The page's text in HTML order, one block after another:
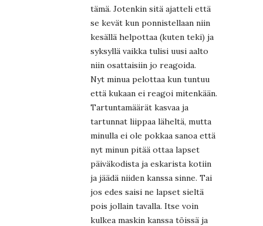
tämä. Jotenkin sitä ajatteli että
se kevät kun ponnistellaan niin
kesällä helpottaa (kuten teki) ja
syksyllä vaikka tulisi uusi aalto
niin osattaisiin jo reagoida.
Nyt minua pelottaa kun tuntuu
että kukaan ei reagoi mitenkään.
Tartuntamäärät kasvaa ja
tartunnat liippaa läheltä, mutta
minulla ei ole pokkaa sanoa että
nyt minun pitää ottaa lapset
päiväkodista ja eskarista kotiin
ja jäädä niiden kanssa sinne. Tai
jos edes saisi ne lapset sieltä
pois jollain tavalla. Itse voin
kulkea maskin kanssa töissä ja